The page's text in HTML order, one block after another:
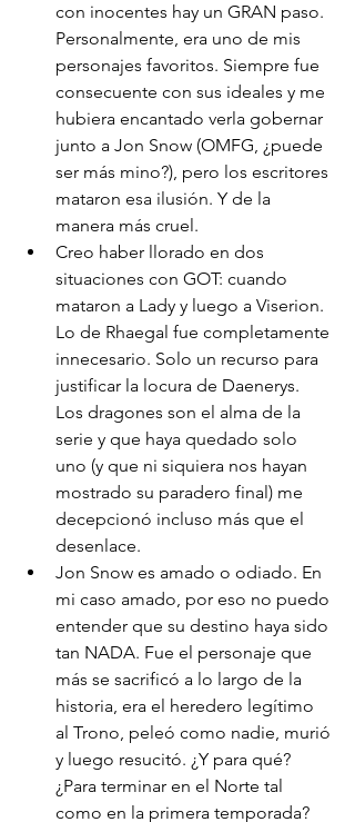
con inocentes hay un GRAN paso.
Personalmente, era uno de mis
personajes favoritos. Siempre fue
consecuente con sus ideales y me
hubiera encantado verla gobernar
junto a Jon Snow (OMFG, ¿puede
ser más mino?), pero los escritores
mataron esa ilusión. Y de la
manera más cruel.
Creo haber llorado en dos
situaciones con GOT: cuando
mataron a Lady y luego a Viserion.
Lo de Rhaegal fue completamente
innecesario. Solo un recurso para
justificar la locura de Daenerys.
Los dragones son el alma de la
serie y que haya quedado solo
uno (y que ni siquiera nos hayan
mostrado su paradero final) me
decepcionó incluso más que el
desenlace.
Jon Snow es amado o odiado. En
mi caso amado, por eso no puedo
entender que su destino haya sido
tan NADA. Fue el personaje que
más se sacrificó a lo largo de la
historia, era el heredero legítimo
al Trono, peleó como nadie, murió
y luego resucitó. ¿Y para qué?
¿Para terminar en el Norte tal
como en la primera temporada?